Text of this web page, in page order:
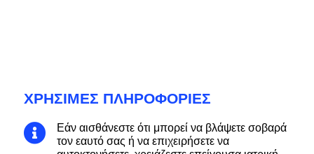
ΧΡΉΣΙΜΕΣ ΠΛΗΡΟΦΟΡΊΕΣ

Εάν αισθάνεστε ότι μπορεί να βλάψετε σοβαρά
τον εαυτό σας ή να επιχειρήσετε να